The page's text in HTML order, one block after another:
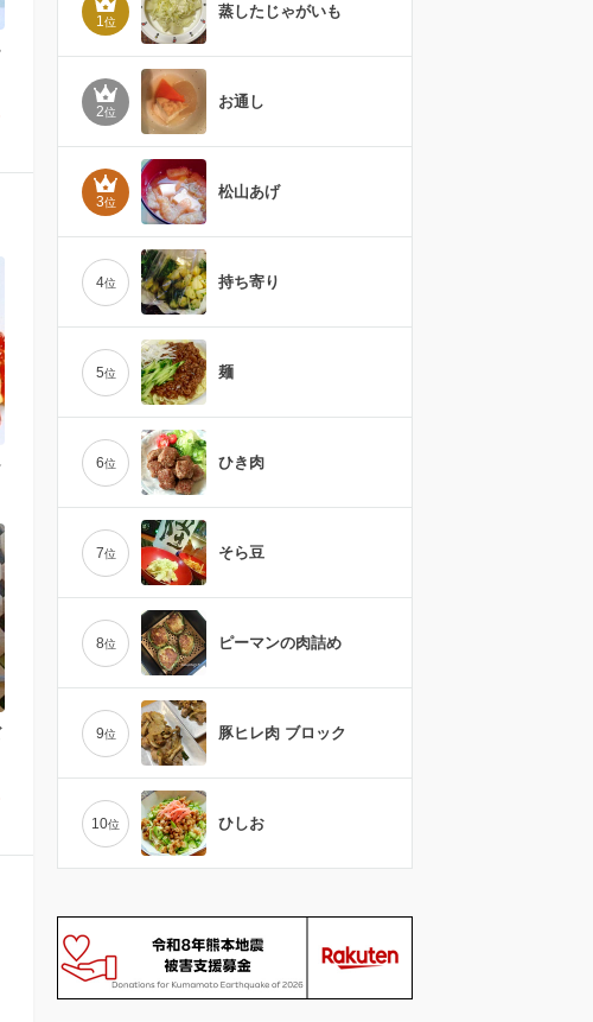
1位
蒸したじゃがいも
2位
お通し
3位
松山あげ
4位 持ち寄り
5位 麺
6位 ひき肉
7位 そら豆
8位 ピーマンの肉詰め
9位 豚ヒレ肉 ブロック
10位 ひしお